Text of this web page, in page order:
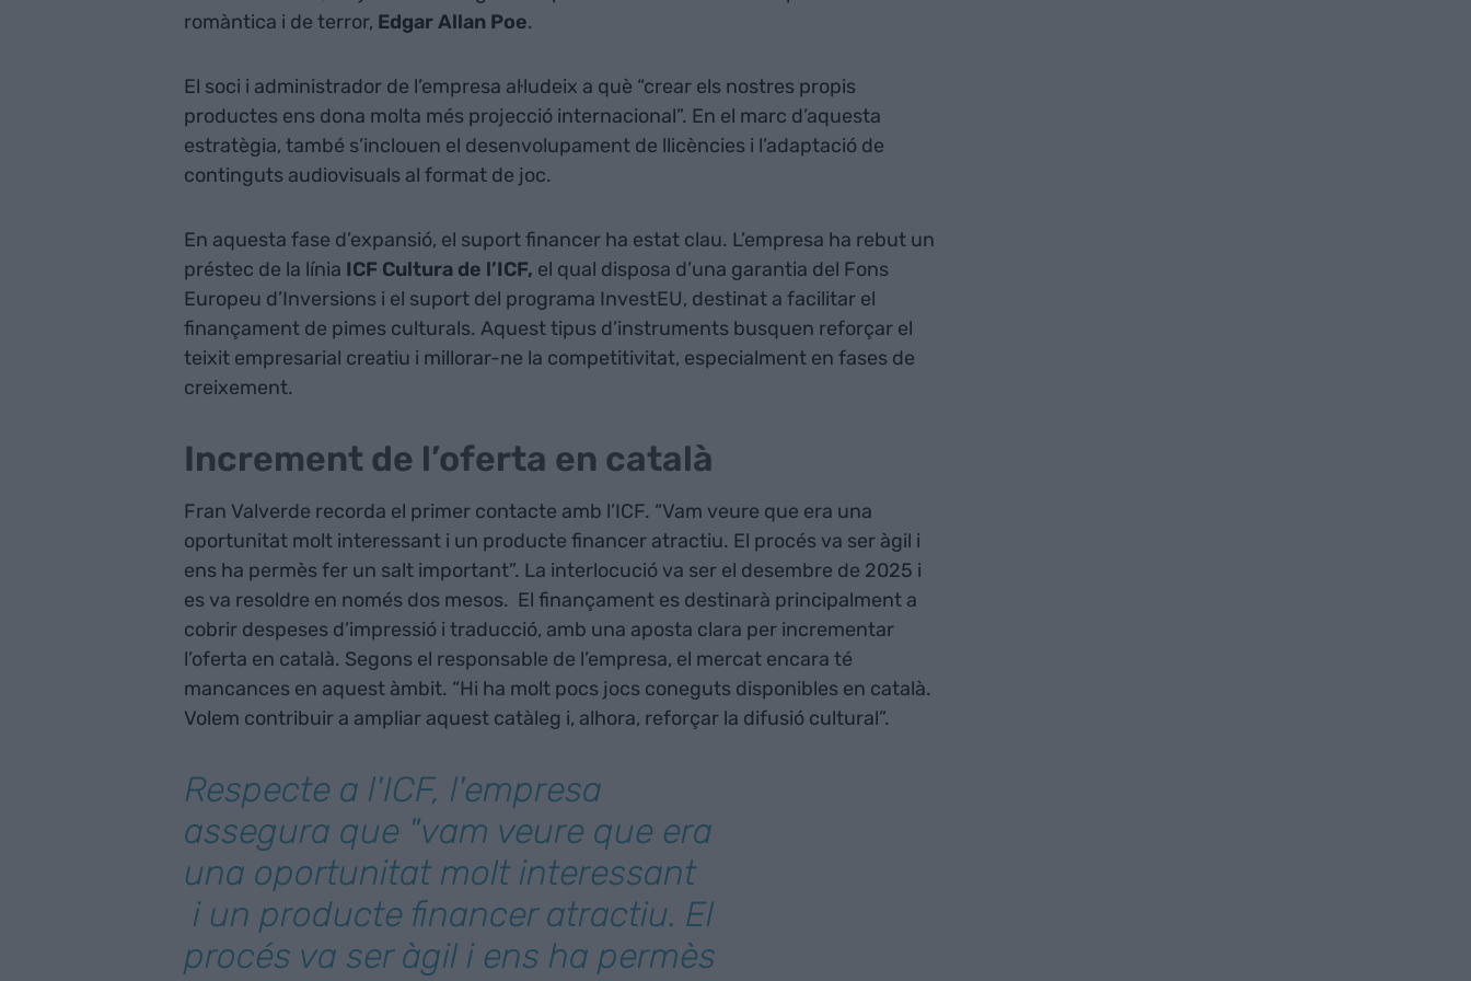
romàntica i de terror, Edgar Allan Poe.
El soci i administrador de l’empresa al·ludeix a què “crear els nostres propis
productes ens dona molta més projecció internacional”. En el marc d’aquesta
estratègia, també s’inclouen el desenvolupament de llicències i l’adaptació de
continguts audiovisuals al format de joc.
En aquesta fase d’expansió, el suport financer ha estat clau. L’empresa ha rebut un
préstec de la línia ICF Cultura de l’ICF, el qual disposa d’una garantia del Fons
Europeu d’Inversions i el suport del programa InvestEU, destinat a facilitar el
finançament de pimes culturals. Aquest tipus d’instruments busquen reforçar el
teixit empresarial creatiu i millorar-ne la competitivitat, especialment en fases de
creixement.
Increment de l’oferta en català
Fran Valverde recorda el primer contacte amb l’ICF. “Vam veure que era una
oportunitat molt interessant i un producte financer atractiu. El procés va ser àgil i
ens ha permès fer un salt important”. La interlocució va ser el desembre de 2025 i
es va resoldre en només dos mesos. El finançament es destinarà principalment a
cobrir despeses d’impressió i traducció, amb una aposta clara per incrementar
l’oferta en català. Segons el responsable de l’empresa, el mercat encara té
mancances en aquest àmbit. “Hi ha molt pocs jocs coneguts disponibles en català.
Volem contribuir a ampliar aquest catàleg i, alhora, reforçar la difusió cultural”.
Respecte a l'ICF, l'empresa
assegura que "vam veure que era
una oportunitat molt interessant
i un producte financer atractiu. El
procés va ser àgil i ens ha permès